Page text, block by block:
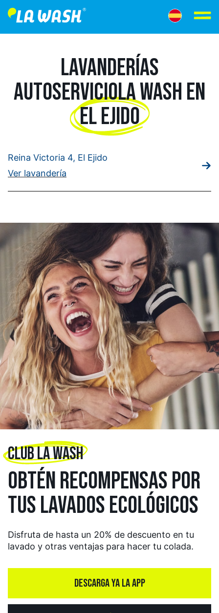
LAVANDERÍAS
AUTOSERVICIOLA WASH EN
EL EJIDO
Reina Victoria 4, El Ejido
Ver lavandería
CLUB LA WASH
OBTÉN RECOMPENSAS POR
TUS LAVADOS ECOLÓGICOS
Disfruta de hasta un 20% de descuento en tu
lavado y otras ventajas para hacer tu colada.
DESCARGA YA LA APP